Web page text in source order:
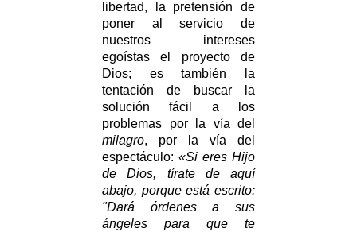
libertad, la pretensión de
poner al servicio de
nuestros intereses
egoístas el proyecto de
Dios; es también la
tentación de buscar la
solución fácil a los
problemas por la vía del
milagro, por la vía del
espectáculo: «Si eres Hijo
de Dios, tírate de aquí
abajo, porque está escrito:
"Dará órdenes a sus
ángeles para que te